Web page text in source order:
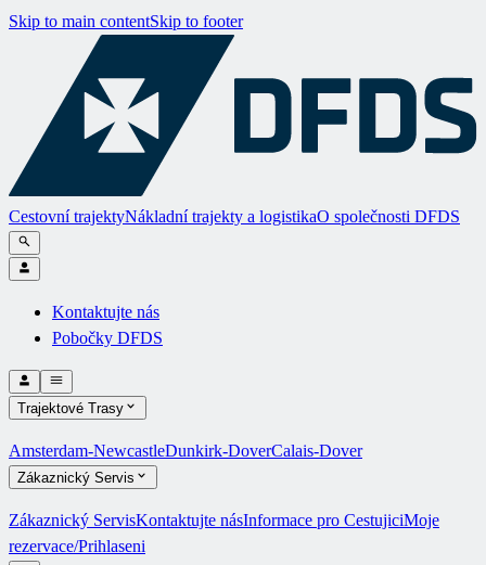
Skip to main contentSkip to footer
Cestovní trajektyNákladní trajekty a logistikaO společnosti DFDS
Kontaktujte nás
Pobočky DFDS
Trajektové Trasy
Amsterdam-NewcastleDunkirk-DoverCalais-Dover
Zákaznický Servis
Zákaznický ServisKontaktujte násInformace pro CestujiciMoje
rezervace/Prihlaseni